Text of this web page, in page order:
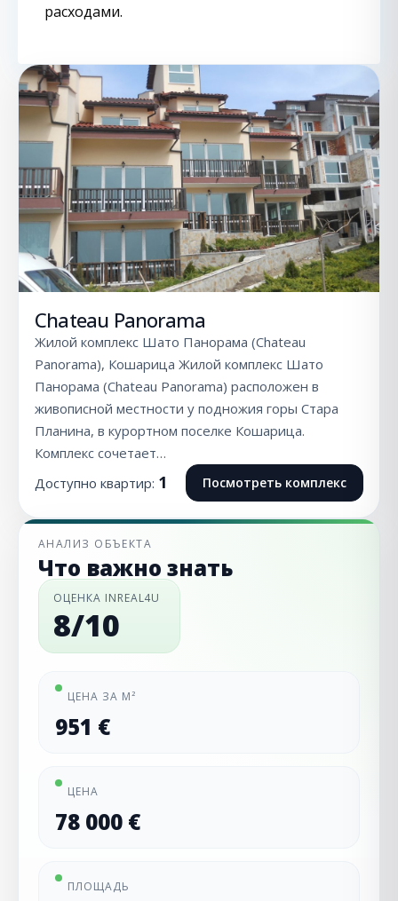
расходами.
Chateau Panorama
Жилой комплекс Шато Панорама (Chateau
Panorama), Кошарица Жилой комплекс Шато
Панорама (Chateau Panorama) расположен в
живописной местности у подножия горы Стара
Планина, в курортном поселке Кошарица.
Комплекс сочетает…
Доступно квартир: 1 Посмотреть комплекс
АНАЛИЗ ОБЪЕКТА
Что важно знать
ОЦЕНКА INREAL4U
8/10
ЦЕНА ЗА М²
951 €
ЦЕНА
78 000 €
ПЛОЩАДЬ